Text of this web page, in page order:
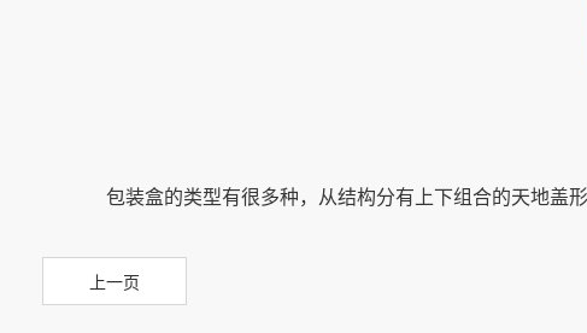
包装盒的类型有很多种，从结构分有上下组合的天地盖
上一页